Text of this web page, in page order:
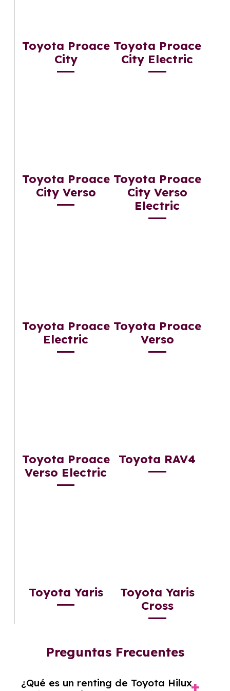
Toyota Proace
City
Toyota Proace
City Electric
Toyota Proace
City Verso
Toyota Proace
City Verso
Electric
Toyota Proace
Electric
Toyota Proace
Verso
Toyota Proace
Verso Electric
Toyota RAV4
Toyota Yaris
Toyota Yaris
Cross
Preguntas Frecuentes
¿Qué es un renting de Toyota Hilux